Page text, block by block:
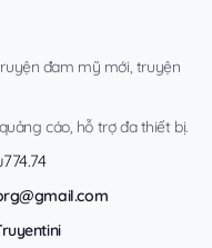
đam mỹ mới, truyện
cáo, hỗ trợ đa thiết bị.